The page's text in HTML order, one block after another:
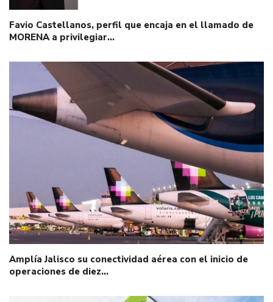
Favio Castellanos, perfil que encaja en el llamado de
MORENA a privilegiar…
Amplía Jalisco su conectividad aérea con el inicio de
operaciones de diez…